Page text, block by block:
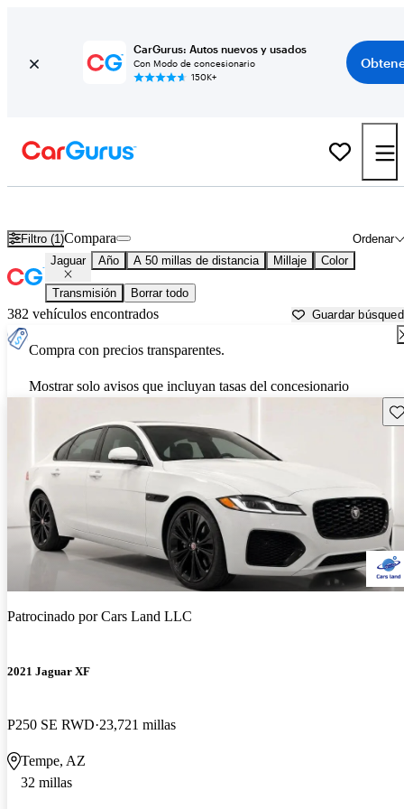
CarGurus: Autos nuevos y usados
Con Modo de concesionario
150K+
Filtro (1) Ordenar
Compara
Jaguar Año A 50 millas de distancia Millaje Color
Transmisión Borrar todo
382 vehículos encontrados Guardar
Compra con precios transparentes.
Mostrar solo avisos que incluyan tasas del concesionario
Patrocinado porCars Land LLC
2021 Jaguar XF
P250 SE RWD 23,721 millas
Tempe, AZ
32 millas